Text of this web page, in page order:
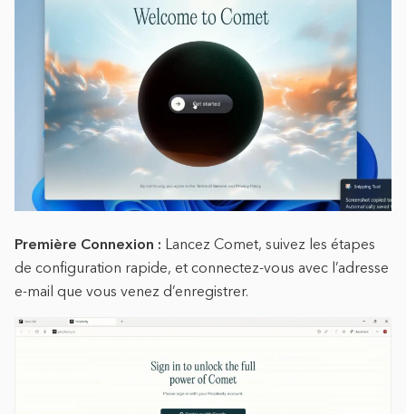
Première Connexion : Lancez Comet, suivez les étapes
de configuration rapide, et connectez-vous avec l’adresse
e-mail que vous venez d’enregistrer.